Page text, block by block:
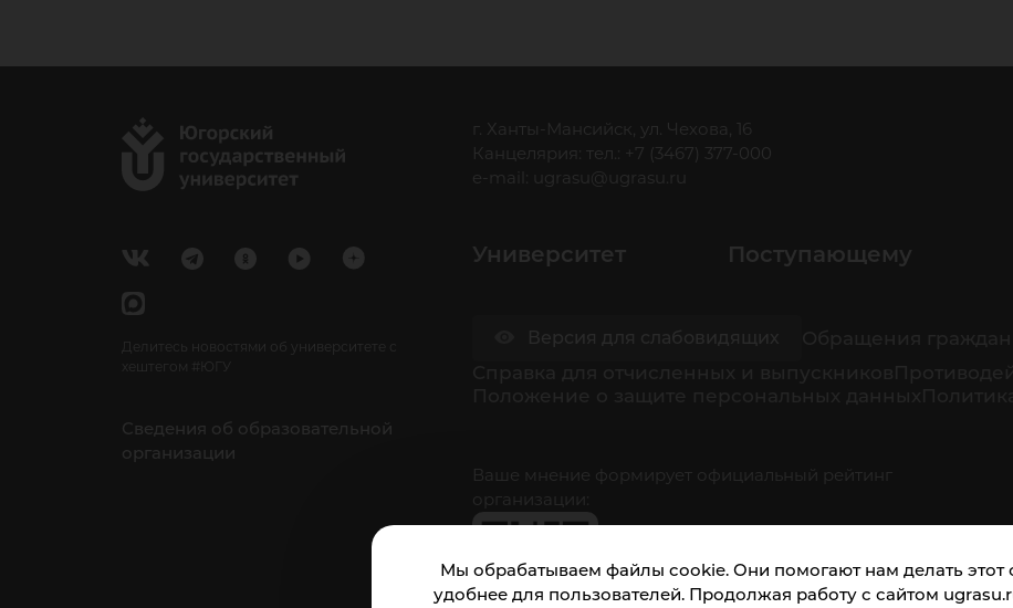
Мы обрабатываем файлы cookie. Они помогают нам делать этот
удобнее для пользователей. Продолжая работу с сайтом
Делитесь новостями об университете с
хештегом #ЮГУ
Сведения об образовательной
организации
г. Ханты-Мансийск, ул. Чехова, 16
Канцелярия: тел.: +7 (3467) 377-000
e-mail:
ugrasu@ugrasu.ru
Университет Поступающему
Ваше мнение формирует официальный рейтинг
организации: